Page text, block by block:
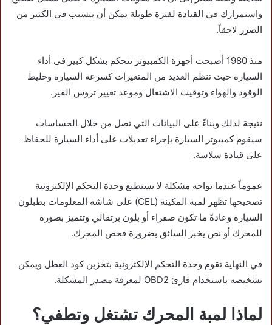
واستمرارك في القيادة لفترة طويلة يمكن أن يتسبب في الكثير من
الضرر لاحقاً.
منذ 1980 أصبحت أجهزة الكمبيوتر تتحكم بشكل كبير في أداء
السيارة حيث تنظم العديد من المتغيرات كسرعة السيارة وخليط
الوقود والهواء وتوقيت الاشتعال وموعد تغيير تروس القير.
نتيجة لذلك وبناءً على البيانات التي تصل من خلال الحساسات
سيقوم كمبيوتر السيارة بإجراء تعديلات على أداء السيارة للحفاظ
على قيادة سلاسة.
عموماً عندما تواجه مشكلة لا تستطيع وحدة التحكم الإلكترونية
تصحيحها تظهر لمبة المكينة (CEL) على شاشة المعلومات بطبلون
السيارة وعادةً ما تكون صفراء أو بلون برتقالي وتتميز بصورة
للمحرك أو نص يخبر السائق بضرورة فحص المحرك.
في النهاية تقوم وحدة التحكم الإلكترونية بتخزين كود العطل ويمكن
تشخيصه باستخدام قارئ OBD2 لمعرفة مصدر المشكلة.
لماذا لمبة المحرك تشتغل وتطفي؟